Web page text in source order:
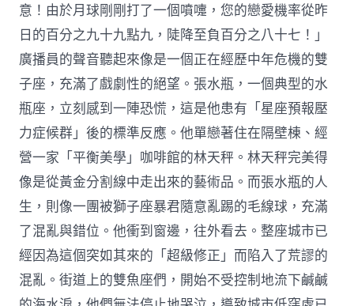
意！由於月球剛剛打了一個噴嚏，您的戀愛機率從昨
日的百分之九十九點九，陡降至負百分之八十七！」
廣播員的聲音聽起來像是一個正在經歷中年危機的雙
子座，充滿了戲劇性的絕望。張水瓶，一個典型的水
瓶座，立刻感到一陣恐慌，這是他患有「星座預報壓
力症候群」後的標準反應。他單戀著住在隔壁棟、經
營一家「平衡美學」咖啡館的林天秤。林天秤完美得
像是從黃金分割線中走出來的藝術品。而張水瓶的人
生，則像一團被獅子座暴君隨意亂踢的毛線球，充滿
了混亂與錯位。他衝到窗邊，往外看去。整座城市已
經因為這個突如其來的「超級修正」而陷入了荒謬的
混亂。街道上的雙魚座們，開始不受控制地流下鹹鹹